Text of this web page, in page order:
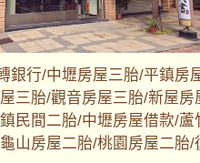
銀行/中壢房屋三胎/平鎮房
三胎/觀音房屋三胎/新屋
民間二胎/中壢房屋借款/
山房屋二胎/桃園房屋二胎/